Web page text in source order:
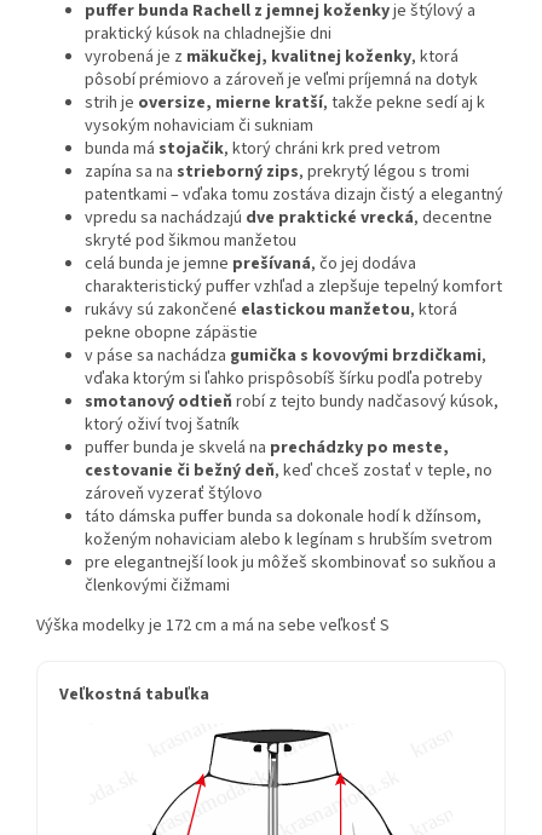
puffer bunda Rachell z jemnej koženkyje štýlový a
praktický kúsok na chladnejšie dni
vyrobená je z mäkučkej, kvalitnej koženky, ktorá
pôsobí prémiovo a zároveň je veľmi príjemná na dotyk
strih je oversize, mierne kratší, takže pekne sedí aj k
vysokým nohaviciam či sukniam
bunda má stojačik, ktorý chráni krk pred vetrom
zapína sa na strieborný zips, prekrytý légou s tromi
patentkami – vďaka tomu zostáva dizajn čistý a elegantný
vpredu sa nachádzajú dve praktické vrecká, decentne
skryté pod šikmou manžetou
celá bunda je jemne prešívaná, čo jej dodáva
charakteristický puffer vzhľad a zlepšuje tepelný komfort
rukávy sú zakončené elastickou manžetou, ktorá
pekne obopne zápästie
v páse sa nachádza gumička s kovovými brzdičkami,
vďaka ktorým si ľahko prispôsobíš šírku podľa potreby
smotanový odtieň robí z tejto bundy nadčasový kúsok,
ktorý oživí tvoj šatník
puffer bunda je skvelá na prechádzky po meste,
cestovanie či bežný deň, keď chceš zostať v teple, no
zároveň vyzerať štýlovo
táto dámska puffer bunda sa dokonale hodí k džínsom,
koženým nohaviciam alebo k legínam s hrubším svetrom
pre elegantnejší look ju môžeš skombinovať so sukňou a
členkovými čižmami
Výška modelky je 172 cm a má na sebe veľkosť S
Veľkostná tabuľka